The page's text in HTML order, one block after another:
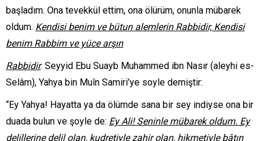
başladım. Ona tevekkül ettim, ona ölürüm, onunla mübarek
oldum. Kendisi benim ve bütun alemlerin Rabbidir, Kendisi
benim Rabbim ve yüce arşın
Rabbidir. Seyyid Ebu Suayb Muhammed ibn Nasır (aleyhi es-
Selâm), Yahya bin Muîn Samiri’ye soyle demiştir:
“Ey Yahya! Hayatta ya da ölümde sana bir sey indiyse ona bir
duada bulun ve şoyle de: Ey Ali! Seninle mübarek oldum. Ey
delillerine delil olan, kudretiyle zahir olan, hikmetiyle bâtın